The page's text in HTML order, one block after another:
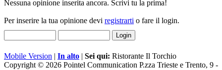
Nessuna opinione inserita ancora. Scrivi tu la prima!
Per inserire la tua opinione devi registrarti o fare il login.
Mobile Version | In alto | Sei qui: Ristorante Il Torchio
Copyright © 2026 Pointel Communication P.zza Trieste e Trento, 9 -